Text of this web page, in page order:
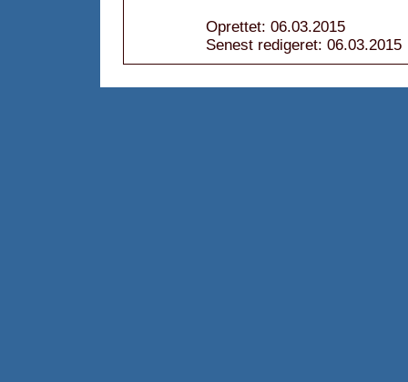
Oprettet: 06.03.2015
Senest redigeret: 06.03.2015